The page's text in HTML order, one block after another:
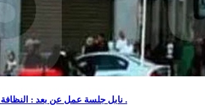
نابل جلسة عمل عن بعد : النظافة والجمالية الحضرية للبلديات .